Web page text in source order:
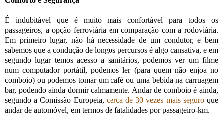
É indubitável que é muito mais confortável para todos os
passageiros, a opção ferroviária em comparação com a rodoviária.
Em primeiro lugar, não há necessidade de um condutor, e bem
sabemos que a condução de longos percursos é algo cansativa, e em
segundo lugar temos acesso a sanitários, podemos ver um filme
num computador portátil, podemos ler (para quem não enjoa no
comboio) ou podemos tomar um café ou uma bebida na carruagem
bar, podendo ainda dormir calmamente. Andar de comboio é ainda,
segundo a Comissão Europeia, cerca de 30 vezes mais seguroque
andar de automóvel, em termos de fatalidades por passageiro-km.